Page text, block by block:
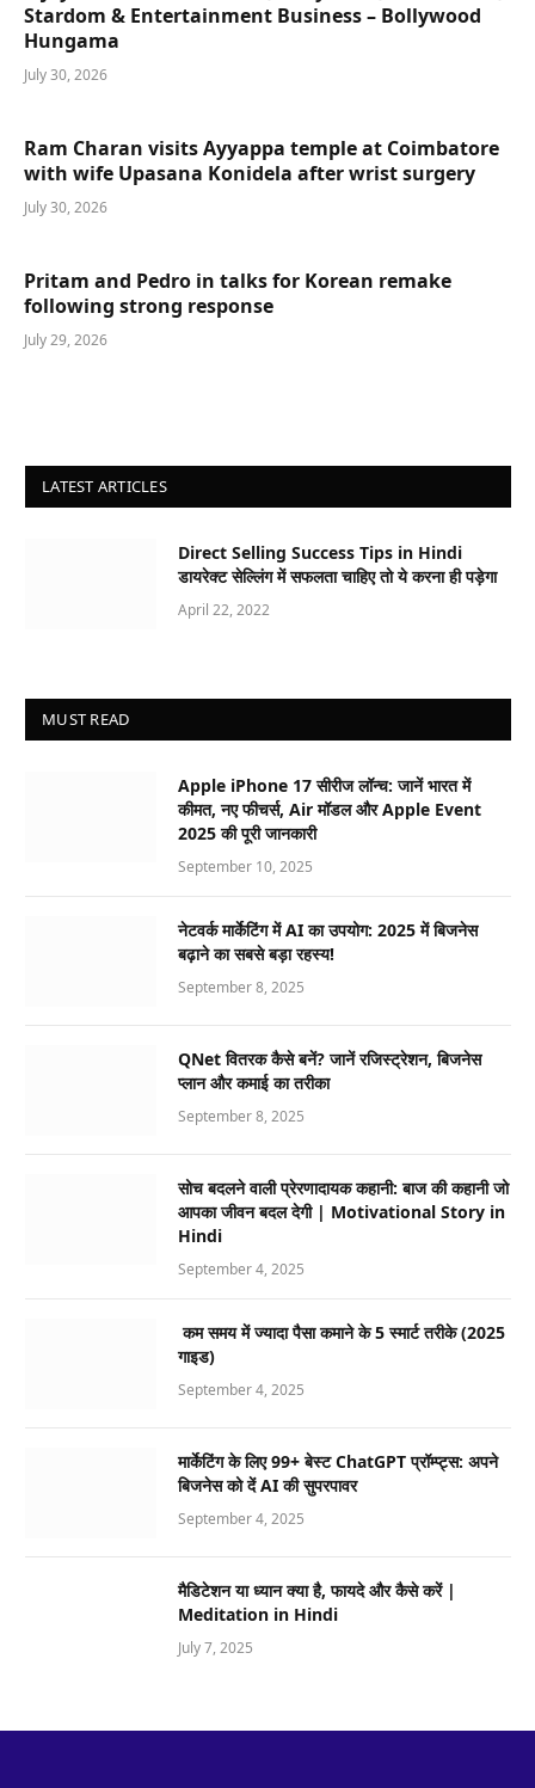
Stardom & Entertainment Business – Bollywood
Hungama
July 30, 2026
Ram Charan visits Ayyappa temple at Coimbatore
with wife Upasana Konidela after wrist surgery
July 30, 2026
Pritam and Pedro in talks for Korean remake
following strong response
July 29, 2026
LATEST ARTICLES
Direct Selling Success Tips in Hindi
डायरेक्ट सेल्लिंग में सफलता चाहिए तो ये करना ही पड़ेगा
April 22, 2022
MUST READ
Apple iPhone 17 सीरीज लॉन्च: जानें भारत में
कीमत, नए फीचर्स, Air मॉडल और Apple Event
2025 की पूरी जानकारी
September 10, 2025
नेटवर्क मार्केटिंग में AI का उपयोग: 2025 में बिजनेस
बढ़ाने का सबसे बड़ा रहस्य!
September 8, 2025
QNet वितरक कैसे बनें? जानें रजिस्ट्रेशन, बिजनेस
प्लान और कमाई का तरीका
September 8, 2025
सोच बदलने वाली प्रेरणादायक कहानी: बाज की कहानी जो
आपका जीवन बदल देगी | Motivational Story in
Hindi
September 4, 2025
कम समय में ज्यादा पैसा कमाने के 5 स्मार्ट तरीके (2025
गाइड)
September 4, 2025
मार्केटिंग के लिए 99+ बेस्ट ChatGPT प्रॉम्प्ट्स: अपने
बिजनेस को दें AI की सुपरपावर
September 4, 2025
मैडिटेशन या ध्यान क्या है, फायदे और कैसे करें |
Meditation in Hindi
July 7, 2025